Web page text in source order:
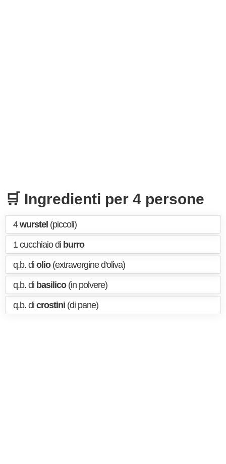
🛒 Ingredienti per 4 persone
4wurstel (piccoli)
1 cucchiaio di burro
q.b. di olio(extravergine d'oliva)
q.b. di basilico(in polvere)
q.b. di crostini (di pane)